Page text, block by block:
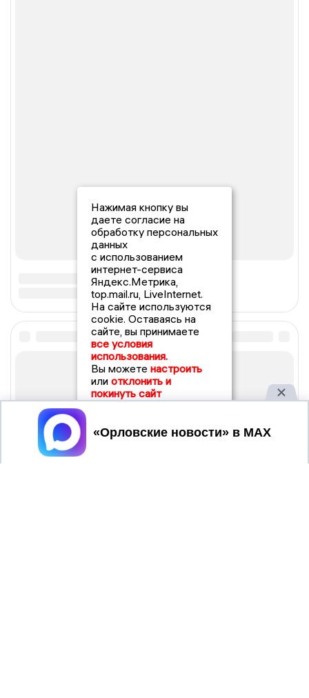
Нажимая кнопку вы
даете согласие на
обработку персональных
данных
с использованием
интернет-сервиса
Яндекс.Метрика,
top.mail.ru, LiveInternet.
На сайте используются
cookie. Оставаясь на
сайте, вы принимаете
все условия
использования.
Вы можете настроить
или отклонить и
покинуть сайт
Принять